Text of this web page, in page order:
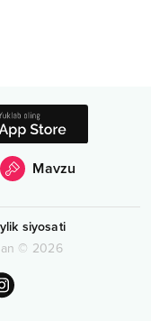
Mavzu
siyosati
© 2026